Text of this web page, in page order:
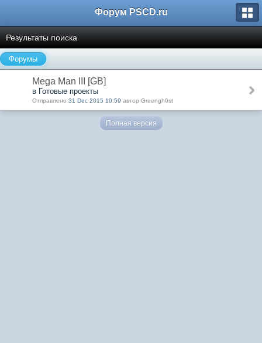
Форум PSCD.ru
Результаты поиска
Форумы
Mega Man III [GB]
в Готовые проекты
Отправлено 31 Dec 2015 10:59 автор Greengh0st
Полная версия